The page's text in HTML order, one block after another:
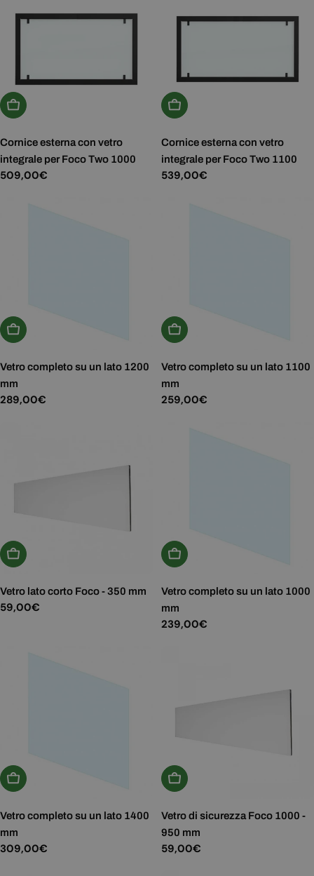
Aggiungi Al Carrello
Cornice esterna con vetro
integrale per Foco Two 1000
Prezzo
509,00€
Aggiungi Al Carrello
Cornice esterna con vetro
integrale per Foco Two 1100
Prezzo
539,00€
Aggiungi Al Carrello
Vetro completo su un lato 1200
mm
Prezzo
289,00€
Aggiungi Al Carrello
Vetro completo su un lato 1100
mm
Prezzo
259,00€
Scegli Le Opzioni
Vetro lato corto Foco - 350 mm
Prezzo
59,00€
Aggiungi Al Carrello
Vetro completo su un lato 1000
mm
Prezzo
239,00€
Aggiungi Al Carrello
Vetro completo su un lato 1400
mm
Prezzo
309,00€
Scegli Le Opzioni
Vetro di sicurezza Foco 1000 -
950 mm
Prezzo
59,00€